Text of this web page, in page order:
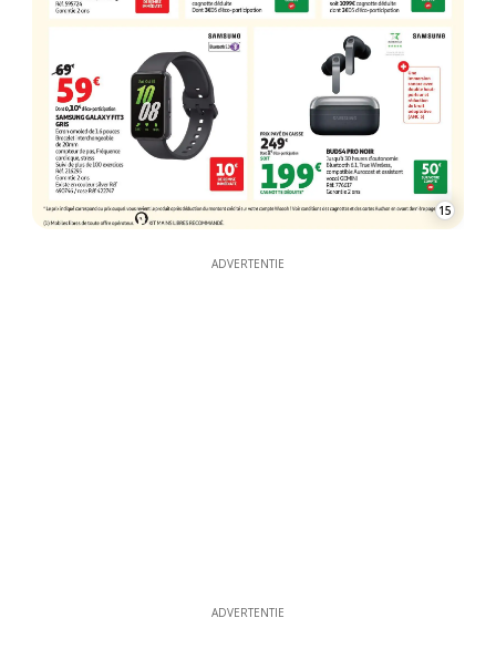
15
ADVERTENTIE
ADVERTENTIE